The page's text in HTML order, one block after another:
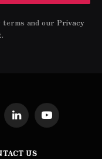
and our Privacy
LinkedInYouTube
US